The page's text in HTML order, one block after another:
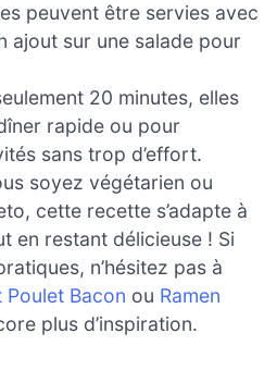
peuvent être servies avec
ajout sur une salade pour
20 minutes, elles
rapide ou pour
sans trop d’effort.
soyez végétarien ou
cette recette s’adapte à
en restant délicieuse ! Si
n’hésitez pas à
Poulet Bacon ou Ramen
plus d’inspiration.